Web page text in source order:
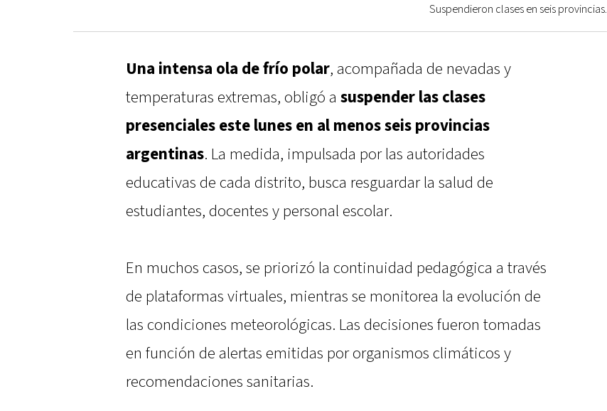
Suspendieron clases en seis provincias.
Una intensa ola de frío polar, acompañada de nevadas y
temperaturas extremas, obligó a suspender las clases
presenciales este lunes en al menos seis provincias
argentinas. La medida, impulsada por las autoridades
educativas de cada distrito, busca resguardar la salud de
estudiantes, docentes y personal escolar.
En muchos casos, se priorizó la continuidad pedagógica a través
de plataformas virtuales, mientras se monitorea la evolución de
las condiciones meteorológicas. Las decisiones fueron tomadas
en función de alertas emitidas por organismos climáticos y
recomendaciones sanitarias.